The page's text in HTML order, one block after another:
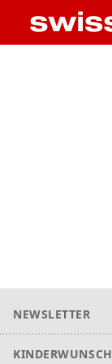
NEWSLETTER
KINDERWUNSCH